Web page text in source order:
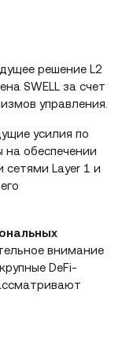
решение L2
SWELL за счет
управления.
усилия по
на обеспечении
сетями Layer 1 и
внимание
DeFi-